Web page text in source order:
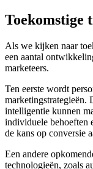
Toekomstige
Als we kijken naar
een aantal
marketeers.
Ten eerste wordt
marketingstrategieën.
intelligentie kunnen
individuele behoeften
de kans op conversie
Een andere
technologieën, zoals